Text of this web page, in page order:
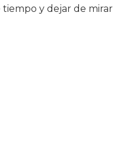
y dejar de mirar